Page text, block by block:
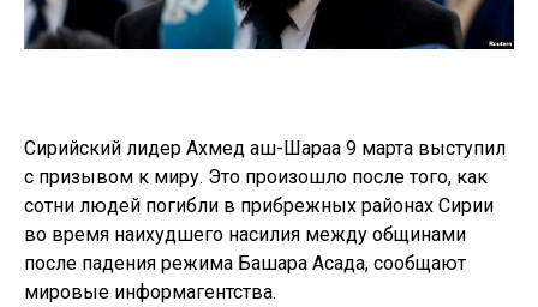
Сирийский лидер Ахмед аш-Шараа 9 марта выступил
с призывом к миру. Это произошло после того, как
сотни людей погибли в прибрежных районах Сирии
во время наихудшего насилия между общинами
после падения режима Башара Асада, сообщают
мировые информагентства.